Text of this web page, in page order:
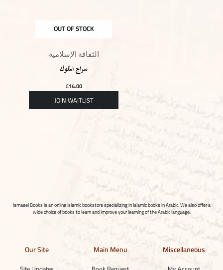
OUT OF STOCK
الثقافة الإسلامية
سراج الملوك
£14.00
Ismaeel Books is an online Islamic bookstore specializing in Islamic books in Arabic. We also offer a
wide choice of books to learn and improve your learning of the Arabic language.
Our Site Main Menu Miscellaneous